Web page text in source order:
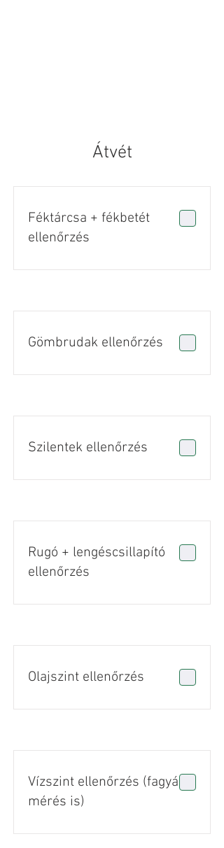
Átvét
Féktárcsa + fékbetét
ellenőrzés
Gömbrudak ellenőrzés
Szilentek ellenőrzés
Rugó + lengéscsillapító
ellenőrzés
Olajszint ellenőrzés
Vízszint ellenőrzés (fagyálló
mérés is)